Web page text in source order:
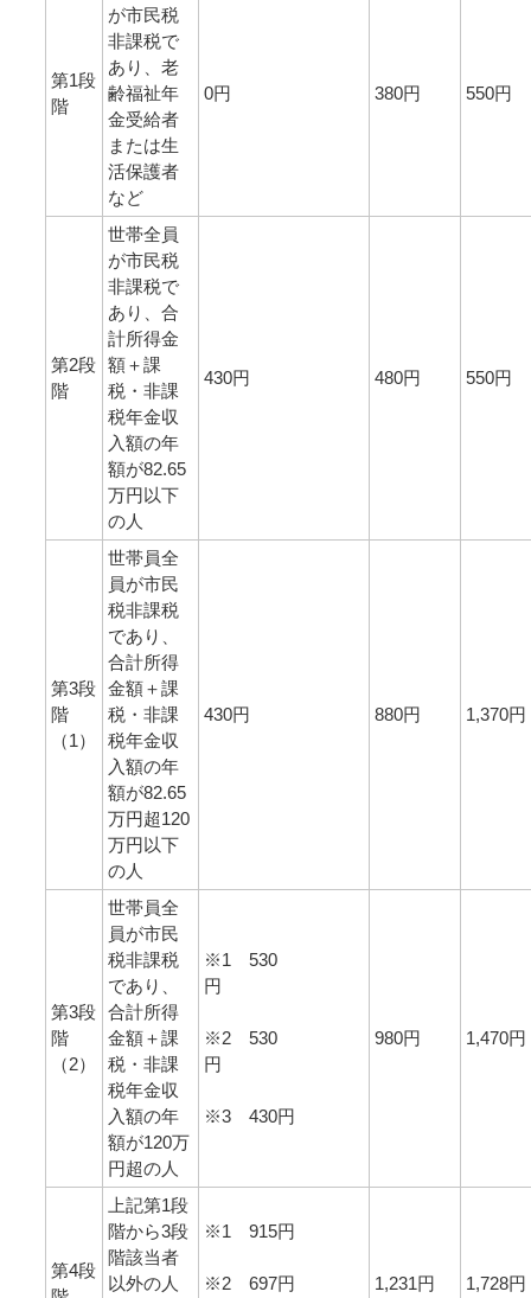
第1段
階
が市民税
非課税で
あり、老
齢福祉年
金受給者
または生
活保護者
など
0円 380円 550円
第2段
階
世帯全員
が市民税
非課税で
あり、合
計所得金
額＋課
税・非課
税年金収
入額の年
額が82.65
万円以下
の人
430円 480円 550円
第3段
階
（1）
世帯員全
員が市民
税非課税
であり、
合計所得
金額＋課
税・非課
税年金収
入額の年
額が82.65
万円超120
万円以下
の人
430円 880円 1,370円
第3段
階
（2）
世帯員全
員が市民
税非課税
であり、
合計所得
金額＋課
税・非課
税年金収
入額の年
額が120万
円超の人
※1 530
円
※2 530
円
※3 430円
980円 1,470円
第4段
上記第1段
階から3段
階該当者
以外の人
※1 915円
※2 697円 1,231円 1,728円